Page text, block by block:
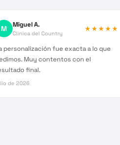
M Miguel A.
Clínica del Country
★★★★★
personalización fue exacta a lo que
Muy contentos con el
final.
de 2026